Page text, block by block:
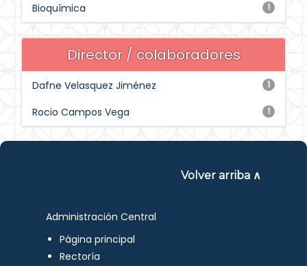
1
Bioquímica
Director / colaboradores
1
Dafne Velasquez Jiménez
1
Rocio Campos Vega
Volver arriba ∧
Administración Central
Página principal
Rectoría